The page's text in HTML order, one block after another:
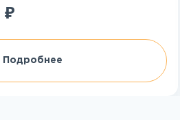
₽
Подробнее